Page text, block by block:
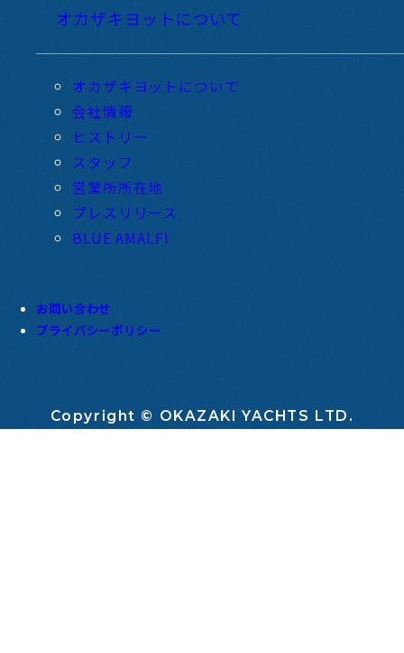
オカザキヨットについて
オカザキヨットについて
会社情報
ヒストリー
スタッフ
営業所所在地
プレスリリース
BLUE AMALFI
お問い合わせ
プライバシーポリシー
Copyright © OKAZAKI YACHTS LTD.